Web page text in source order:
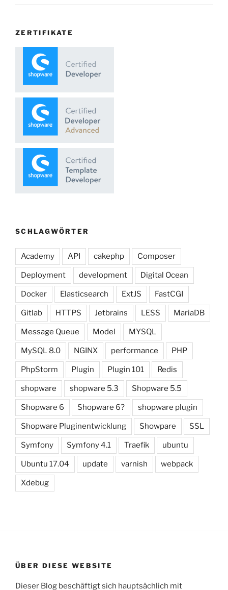
ZERTIFIKATE
SCHLAGWÖRTER
Academy API cakephp Composer
Deployment development Digital Ocean
Docker Elasticsearch ExtJS FastCGI
Gitlab HTTPS Jetbrains LESS MariaDB
Message Queue Model MYSQL
MySQL 8.0 NGINX performance PHP
PhpStorm Plugin Plugin 101 Redis
shopware shopware 5.3 Shopware 5.5
Shopware 6 Shopware 6? shopware plugin
Shopware Pluginentwicklung Showpare SSL
Symfony Symfony 4.1 Traefik ubuntu
Ubuntu 17.04 update varnish webpack
Xdebug
ÜBER DIESE WEBSITE
Dieser Blog beschäftigt sich hauptsächlich mit